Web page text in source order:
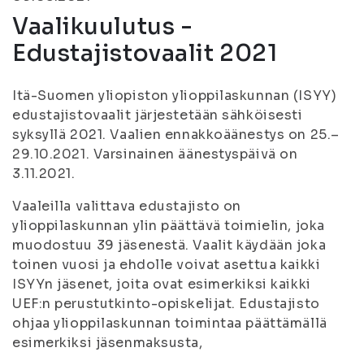
Vaalikuulutus -
Edustajistovaalit 2021
Itä-Suomen yliopiston ylioppilaskunnan (ISYY)
edustajistovaalit järjestetään sähköisesti
syksyllä 2021. Vaalien ennakkoäänestys on 25.–
29.10.2021. Varsinainen äänestyspäivä on
3.11.2021.
Vaaleilla valittava edustajisto on
ylioppilaskunnan ylin päättävä toimielin, joka
muodostuu 39 jäsenestä. Vaalit käydään joka
toinen vuosi ja ehdolle voivat asettua kaikki
ISYYn jäsenet, joita ovat esimerkiksi kaikki
UEF:n perustutkinto-opiskelijat. Edustajisto
ohjaa ylioppilaskunnan toimintaa päättämällä
esimerkiksi jäsenmaksusta,